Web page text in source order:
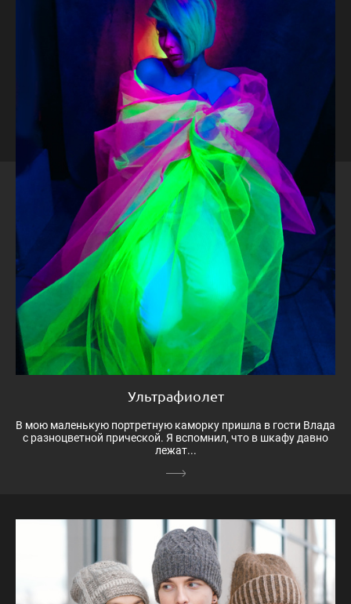
Ультрафиолет
В мою маленькую портретную каморку пришла в гости Влада
с разноцветной прической. Я вспомнил, что в шкафу давно
лежат...